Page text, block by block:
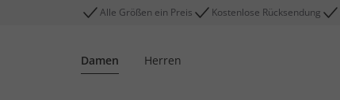
Alle Größen ein Preis Kostenlose Rücksendung
Damen Herren